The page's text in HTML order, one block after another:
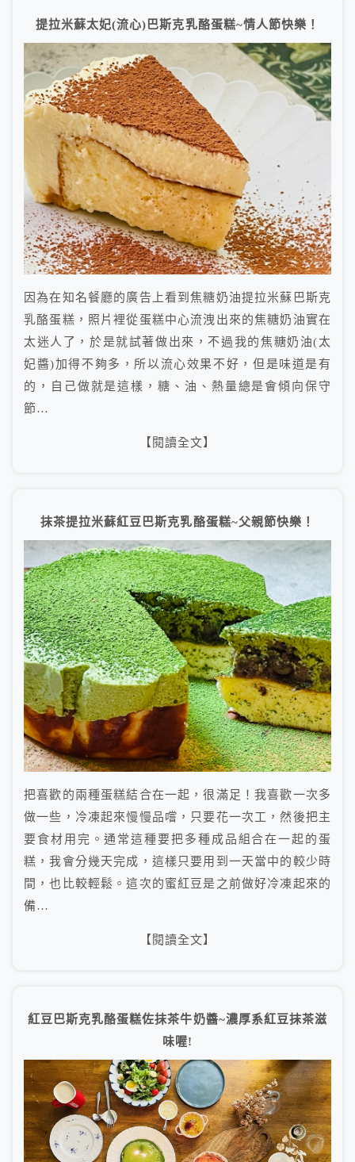
提拉米蘇太妃(流心)巴斯克乳酪蛋糕~情人節快樂！
因為在知名餐廳的廣告上看到焦糖奶油提拉米蘇巴斯克
乳酪蛋糕，照片裡從蛋糕中心流洩出來的焦糖奶油實在
太迷人了，於是就試著做出來，不過我的焦糖奶油(太
妃醬)加得不夠多，所以流心效果不好，但是味道是有
的，自己做就是這樣，糖、油、熱量總是會傾向保守
節…
【閱讀全文】
抹茶提拉米蘇紅豆巴斯克乳酪蛋糕~父親節快樂！
把喜歡的兩種蛋糕結合在一起，很滿足！我喜歡一次多
做一些，冷凍起來慢慢品嚐，只要花一次工，然後把主
要食材用完。通常這種要把多種成品組合在一起的蛋
糕，我會分幾天完成，這樣只要用到一天當中的較少時
間，也比較輕鬆。這次的蜜紅豆是之前做好冷凍起來的
備…
【閱讀全文】
紅豆巴斯克乳酪蛋糕佐抹茶牛奶醬~濃厚系紅豆抹茶滋
味喔!